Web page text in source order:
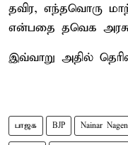
தவிர, எந்தவொரு
என்பதை தவெக
இவ்வாறு அதில்
பாஜக BJP Nainar